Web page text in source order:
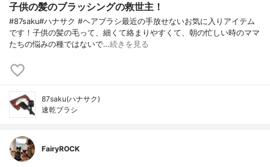
子供の髪のブラッシングの救世主！
#87saku#ハナサク #ヘアブラシ最近の手放せないお気に入りアイテム
です！子供の髪の毛って、細くて絡まりやすくて、朝の忙しい時のママ
たちの悩みの種ではないで…続きを見る
87saku(ハナサク)
速乾ブラシ
FairyROCK